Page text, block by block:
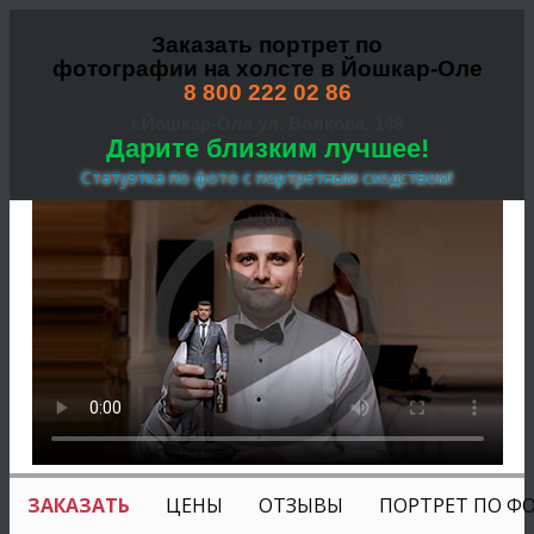
Заказать портрет по
фотографии на холсте в Йошкар-Оле
8 800 222 02 86
Дарите близким лучшее!
Статуэтка по фото с портретным сходством!
ЗАКАЗАТЬ ЦЕНЫ ОТЗЫВЫ ПОРТРЕТ ПО